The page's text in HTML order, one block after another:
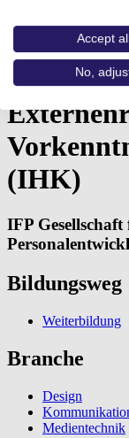
Technik
(IHK)
IFP
Bildungsweg
Weiterbildung
Branche
Design
Medientechnik
Accept all
No,